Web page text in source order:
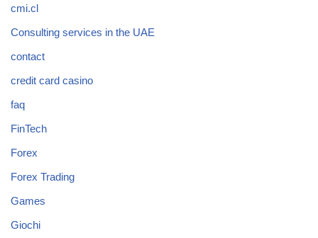
cmi.cl
Consulting services in the UAE
contact
credit card casino
faq
FinTech
Forex
Forex Trading
Games
Giochi